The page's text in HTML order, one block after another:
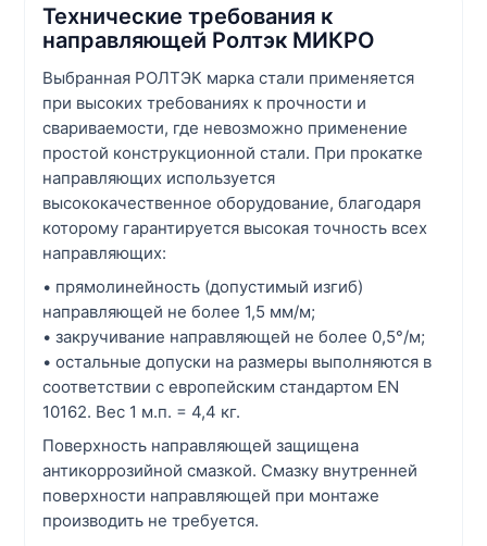
Технические требования к
направляющей Ролтэк МИКРО
Выбранная РОЛТЭК марка стали применяется
при высоких требованиях к прочности и
свариваемости, где невозможно применение
простой конструкционной стали. При прокатке
направляющих используется
высококачественное оборудование, благодаря
которому гарантируется высокая точность всех
направляющих:
• прямолинейность (допустимый изгиб)
направляющей не более 1,5 мм/м;
• закручивание направляющей не более 0,5°/м;
• остальные допуски на размеры выполняются в
соответствии с европейским стандартом EN
10162. Вес 1 м.п. = 4,4 кг.
Поверхность направляющей защищена
антикоррозийной смазкой. Смазку внутренней
поверхности направляющей при монтаже
производить не требуется.